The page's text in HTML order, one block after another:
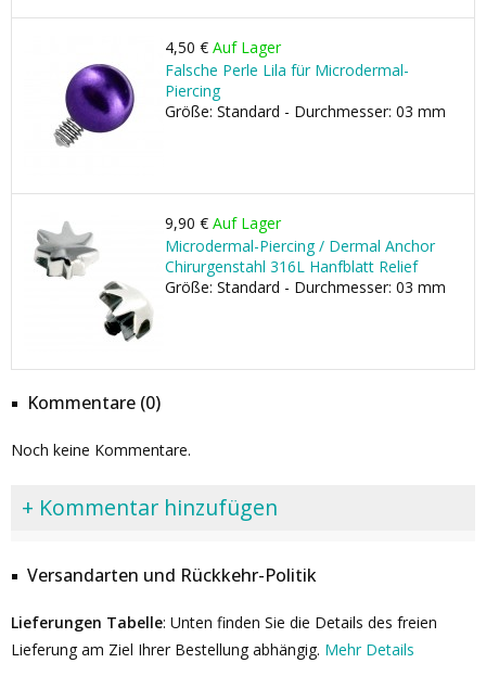
4,50 € Auf Lager
Falsche Perle Lila für Microdermal-
Piercing
Größe: Standard - Durchmesser: 03 mm
9,90 € Auf Lager
Microdermal-Piercing / Dermal Anchor
Chirurgenstahl 316L Hanfblatt Relief
Größe: Standard - Durchmesser: 03 mm
Kommentare (0)
Noch keine Kommentare.
+ Kommentar hinzufügen
Versandarten und Rückkehr-Politik
Lieferungen Tabelle: Unten finden Sie die Details des freien
Lieferung am Ziel Ihrer Bestellung abhängig. Mehr Details